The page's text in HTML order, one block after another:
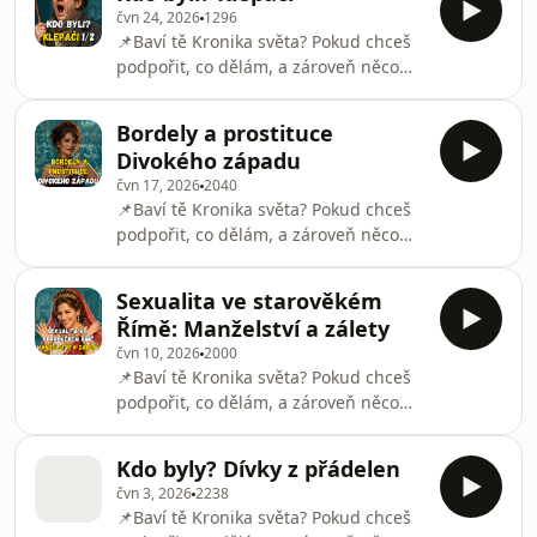
Instagram:
https://www.instagram.com/kronikasveta
Lovc
Kronika světa najdeš zde:
https://herohero.co/kronikasveta/subscribe
Na virtuální kafe mě můžete pozvat
zde: https://coff.ee/kronikasveta
Instagram:
https://www.instagram.com/kronikasveta
KLEPAČI: Jak se vstávalo do práce, než
exis
čvn 24, 2026 1296
📌Baví tě Kronika světa? Pokud chceš
podpořit, co dělám, a zároveň něco
témata a další obsah. HeroHero
Kronika světa najdeš zde:
https://herohero.co/kronikasveta/subscribe
Na virtuální kafe mě můžete pozvat
zde: https://coff.ee/kronikasveta
Instagram:
https://www.instagram.com/kronikasveta
KLEPAČI: Jak se vstávalo do práce, než
exis
Bordely a prostituce
Divokého západu
čvn 17, 20262040
📌Baví tě Kronika světa? Pokud chceš
podpořit, co dělám, a zároveň něco
témata a další obsah. HeroHero
Kronika světa najdeš zde:
https://herohero.co/kronikasveta/subscribe
Na virtuální kafe mě můžete pozvat
zde: https://coff.ee/kronikasveta
Instagram:
https://www.instagram.com/kronikasveta
MALOVANÉ DÁMY A POŠPINĚNÉ
HOLUBICE — Bordel
Sexualita ve starověkém
Římě: Manželství a zálety
čvn 10, 20262000
📌Baví tě Kronika světa? Pokud chceš
podpořit, co dělám, a zároveň něco
témata a další obsah. HeroHero
Kronika světa najdeš zde:
https://herohero.co/kronikasveta/subscribe
Kdo byly? Dívky z přádelen
čvn 3, 20262238
📌Baví tě Kronika světa? Pokud chceš